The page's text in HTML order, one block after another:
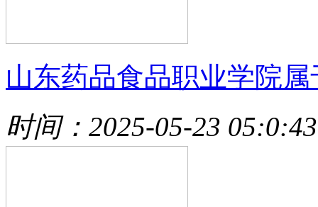
山东药品食品职业学院属
时间：2025-05-23 05:0:43